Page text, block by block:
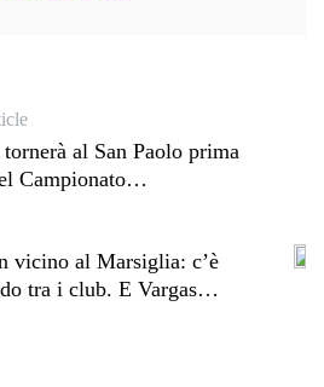
al San Paolo prima
Campionato…
vicino al Marsiglia: c’è
tra i club. E Vargas…